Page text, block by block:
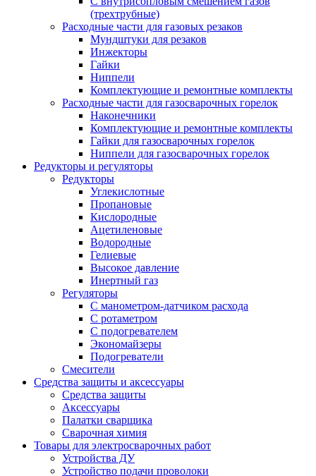
(трехтрубные)
Расходные части для газовых резаков
Мундштуки для резаков
Инжекторы
Гайки
Ниппели
Комплектующие и ремонтные комплекты
Расходные части для газосварочных горелок
Наконечники
Комплектующие и ремонтные комплекты
Гайки для газосварочных горелок
Ниппели для газосварочных горелок
Редукторы и регуляторы
Редукторы
Углекислотные
Пропановые
Кислородные
Ацетиленовые
Водородные
Гелиевые
Высокое давление
Инертный газ
Регуляторы
С манометром-датчиком расхода
С ротаметром
С подогревателем
Экономайзеры
Подогреватели
Смесители
Средства защиты и аксессуары
Средства защиты
Аксессуары
Палатки сварщика
Сварочная химия
Товары для электросварочных работ
Устройства ДУ
Устройство подачи проволоки